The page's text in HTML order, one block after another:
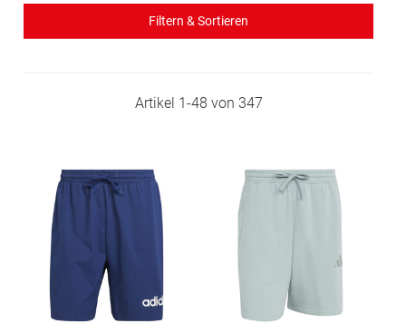
Filtern & Sortieren
Artikel 1-48 von 347